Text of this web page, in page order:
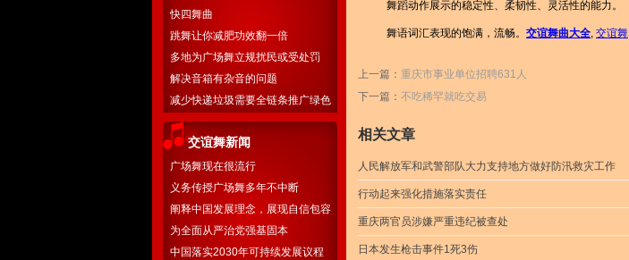
快四舞曲
跳舞让你减肥功效翻一倍
多地为广场舞立规扰民或受处罚
解决音箱有杂音的问题
减少快递垃圾需要全链条推广绿色
物流
交谊舞新闻
广场舞现在很流行
义务传授广场舞多年不中断
阐释中国发展理念，展现自信包容
胸怀
为全面从严治党强基固本
中国落实2030年可持续发展议程
舞蹈动作展示的稳定性、柔韧性、灵活性的能力。
舞语词汇表现的饱满，流畅。 交谊舞曲大全, 交谊舞
上一篇： 重庆市事业单位招聘631人
下一篇： 不吃稀罕就吃交易
相关文章
人民解放军和武警部队大力支持地方做好防汛救灾工作
行动起来强化措施落实责任
重庆两官员涉嫌严重违纪被查处
日本发生枪击事件1死3伤